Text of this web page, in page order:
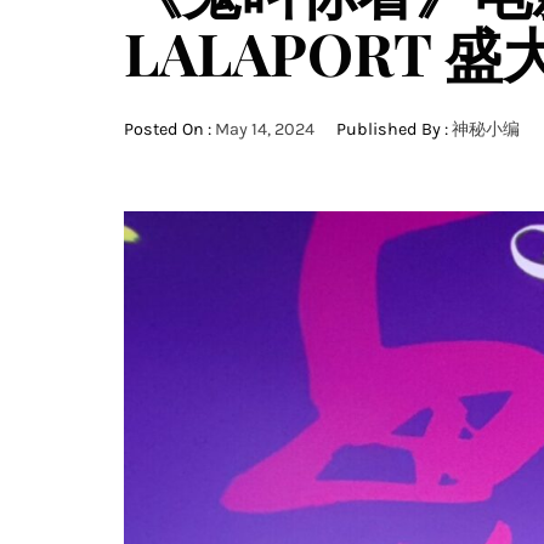
LALAPORT 盛
Posted On : May 14, 2024 Published By :神秘小编